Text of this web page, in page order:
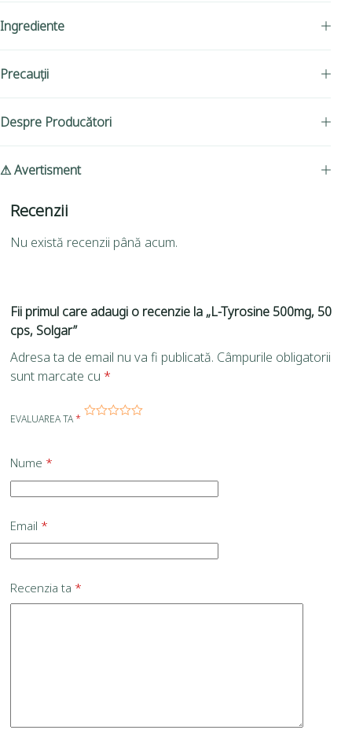
Ingrediente
Precauții
Despre Producători
⚠ Avertisment
Recenzii
Nu există recenzii până acum.
Fii primul care adaugi o recenzie la „L-Tyrosine 500mg, 50
cps, Solgar”
Adresa ta de email nu va fi publicată. Câmpurile obligatorii
sunt marcate cu *
EVALUAREA TA*
Nume *
Email *
Recenzia ta *